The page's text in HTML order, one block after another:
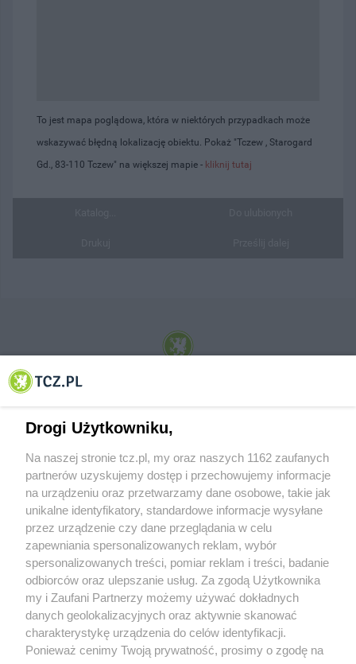
To jest mapa poglądowa, która w niektórych przypadkach może
wskazywać błędną lokalizację obiektu. Pokaż "Tczew , Starogard
Gd., 83-110 Tczew" na większej mapie - kliknij tutaj
© 2001-2026 Tczew - TCZ.PL Sp. z o.o. Internetowy Serwis Informacyjny Miasta
O FIRMIE POLITYKA PRYWATNOŚCI HOSTING
REKLAMA WSPÓŁPRACA RSS FACEBOOK KONTAKT
Nasze serwisy
Aktualności
Tcz24
Muzyka i kultura
Archiwum wydarzeń
Drogi Użytkowniku,
Na naszej stronie tcz.pl, my oraz naszych 1162 zaufanych
partnerów uzyskujemy dostęp i przechowujemy informacje
na urządzeniu oraz przetwarzamy dane osobowe, takie jak
unikalne identyfikatory, standardowe informacje wysyłane
przez urządzenie czy dane przeglądania w celu
zapewniania spersonalizowanych reklam, wybór
spersonalizowanych treści, pomiar reklam i treści, badanie
odbiorców oraz ulepszanie usług. Za zgodą Użytkownika
my i Zaufani Partnerzy możemy używać dokładnych
danych geolokalizacyjnych oraz aktywnie skanować
charakterystykę urządzenia do celów identyfikacji.
Ponieważ cenimy Twoją prywatność, prosimy o zgodę na